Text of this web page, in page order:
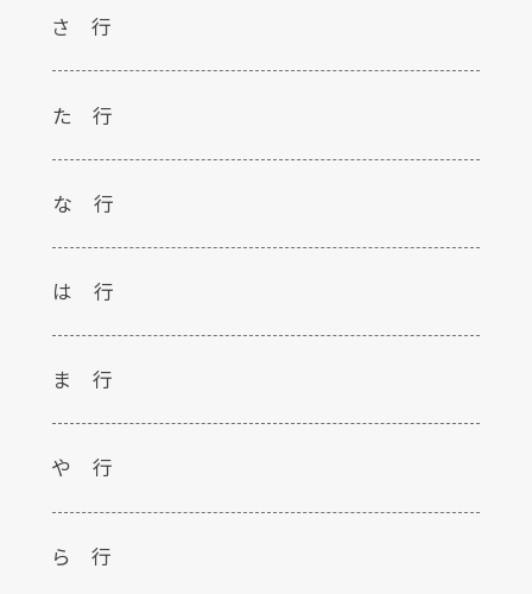
さ 行
た 行
な 行
は 行
ま 行
や 行
ら 行